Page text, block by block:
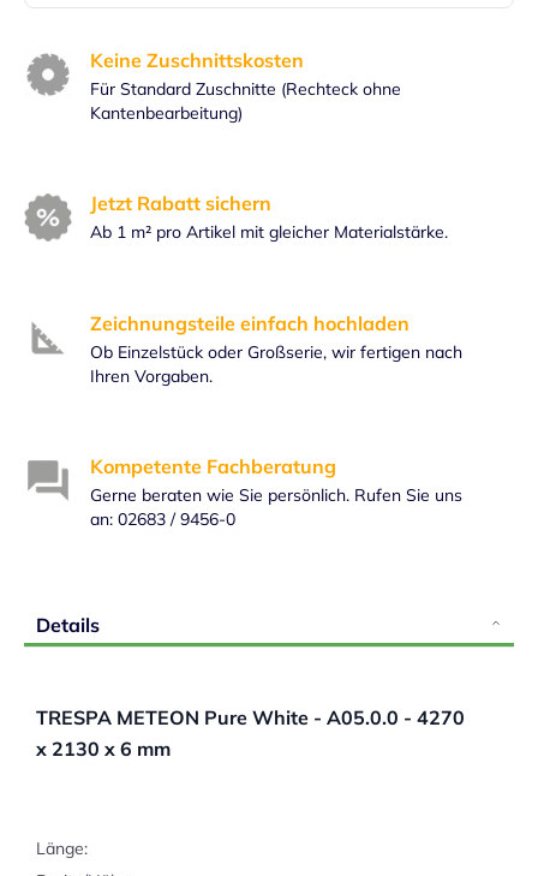
Keine Zuschnittskosten
Für Standard Zuschnitte (Rechteck ohne
Kantenbearbeitung)
Jetzt Rabatt sichern
Ab 1 m² pro Artikel mit gleicher Materialstärke.
Zeichnungsteile einfach hochladen
Ob Einzelstück oder Großserie, wir fertigen nach
Ihren Vorgaben.
Kompetente Fachberatung
Gerne beraten wie Sie persönlich. Rufen Sie uns
an: 02683 / 9456-0
Details
TRESPA METEON Pure White - A05.0.0 - 4270
x 2130 x 6 mm
Länge: